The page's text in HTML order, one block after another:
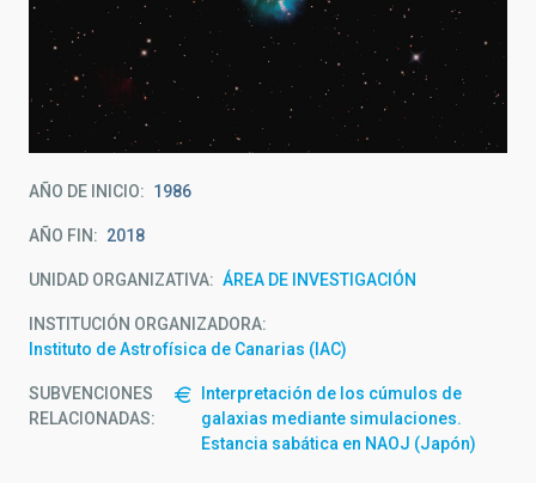
AÑO DE INICIO 1986
AÑO FIN 2018
UNIDAD ORGANIZATIVA ÁREA DE INVESTIGACIÓN
INSTITUCIÓN ORGANIZADORA
Instituto de Astrofísica de Canarias (IAC)
SUBVENCIONES
RELACIONADAS:
Interpretación de los cúmulos de
galaxias mediante simulaciones.
Estancia sabática en NAOJ (Japón)